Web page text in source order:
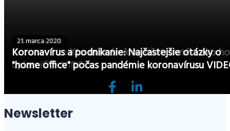
30. marca 2020
Povinnosti zamestnávateľa počas pandémie +
VIDEO
24. marca 2020
Koronavírus: Kto má nárok na ošetrovné a ako ho
uplatniť? + VIDEO
21. marca 2020
Koronavírus a podnikanie: Najčastejšie otázky o
"home office" počas pandémie koronavírusu
Newsletter